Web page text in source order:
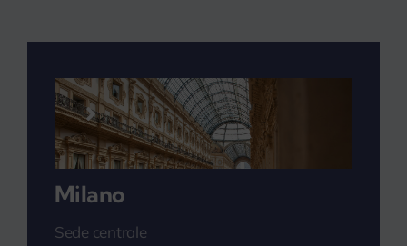
Milano
Sede centrale